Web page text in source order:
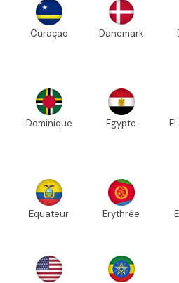
Curaçao Danemark
Dominique Egypte
Equateur Erythrée